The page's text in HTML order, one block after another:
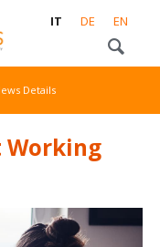
IT DE EN
Details
Working